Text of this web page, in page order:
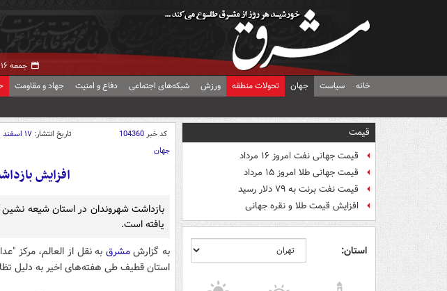
جمعه ۱۶ مرداد ۱۴۰۵ -
خانه سیاست جهان تحولات منطقه ورزش شبکه‌های اجتماعی دفاع و امنیت جهاد و مقاومت
قیمت
قیمت جهانی نفت امروز ۱۶ مرداد
قیمت جهانی طلا امروز ۱۵ مرداد
قیمت نفت برنت به ۷۹ دلار رسید
افزایش قیمت طلا و نقره جهانی
استان:
کد خبر104360 تاریخ انتشار: ۱۷ اسفند ۱۳۹۰ - ۱۱:۰۸
جهان
افزایش
بازداشت شهروندان در استان شیعه
یافته است.
به گزارشمشرق به نقل از العالم، مرکز
استان قطیف طی هفته‌های اخیر به دلیل